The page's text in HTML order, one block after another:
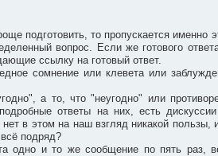
подготовить, то пропускается именно
вопрос. Если же готового
ссылку на готовый ответ.
сомнение или клевета или
а то, что "неугодно" или
ответы на них, есть
в этом на наш взгляд никакой пользы,
подряд?
одно и то же сообщение по пять раз,